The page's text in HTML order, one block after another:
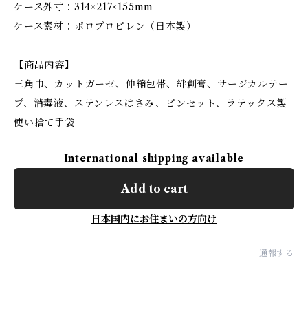
ケース外寸：314×217×155mm
ケース素材：ポロプロピレン（日本製）
【商品内容】
三角巾、カットガーゼ、伸縮包帯、絆創膏、サージカルテー
プ、消毒液、ステンレスはさみ、ピンセット、ラテックス製
使い捨て手袋
International shipping available
Add to cart
日本国内にお住まいの方向け
通報する